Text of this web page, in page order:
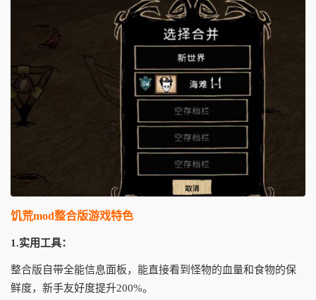
饥荒mod整合版游戏特色
1.实用工具：
整合版自带全能信息面板，能直接看到怪物的血量和食物的保
鲜度，新手友好度提升200%。